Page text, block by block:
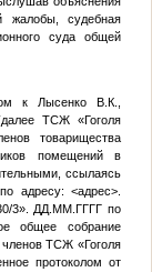
жалобы, судебная
суда общей
к Лысенко В.К.,
ТСЖ «Гоголя
товарищества
помещений в
ссылаясь
по адресу:<адрес>
3». ДД.ММ.ГГГГ по
общее собрание
ТСЖ «Гоголя
протоколом от